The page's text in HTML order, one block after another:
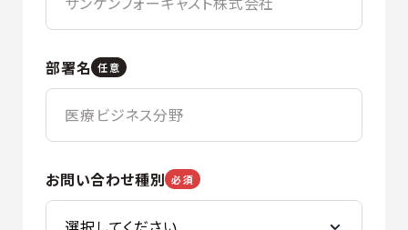
部署名 任意
お問い合わせ種別 必須